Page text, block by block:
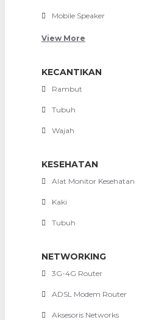
Mobile Speaker
View More
KECANTIKAN
Rambut
Tubuh
Wajah
KESEHATAN
Alat Monitor Kesehatan
Kaki
Tubuh
NETWORKING
3G-4G Router
ADSL Modem Router
Aksesoris Networks